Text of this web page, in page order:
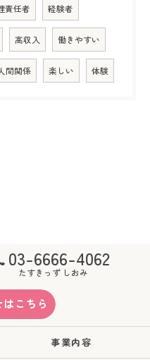
責任者 経験者
高収入 働きやすい
人間関係 楽しい 体験
03-6666-4062
たすきっず しおみ
こちら
事業内容